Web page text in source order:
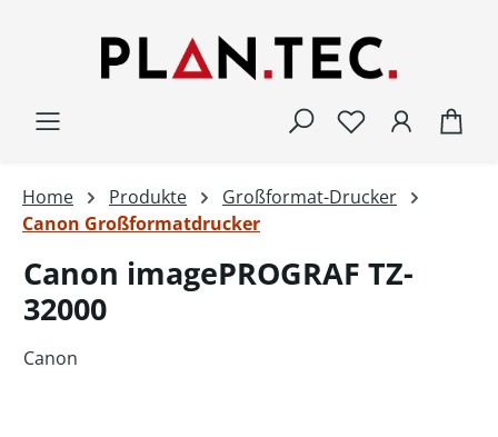
Home Produkte
Großformat-Drucker
Canon Großformatdrucker
Canon imagePROGRAF TZ-
32000
Canon